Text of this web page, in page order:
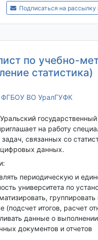
Подписаться на
по учебно-
статистика)
ФГБОУ ВО УралГУФК
государственный
на работу
связанных со
цифровых данных.
периодическую и
университета по
(подсчет итогов, расчет
данные о
документов и отчетов